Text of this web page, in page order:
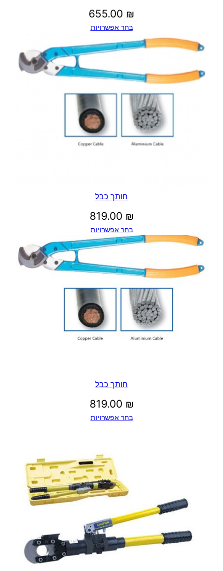
655.00 ₪
בחר אפשרויות
חותך כבל
819.00 ₪
בחר אפשרויות
חותך כבל
819.00 ₪
בחר אפשרויות